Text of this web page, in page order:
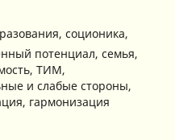
соционика,
потенциал, семья,
ТИМ,
и слабые стороны,
гармонизация